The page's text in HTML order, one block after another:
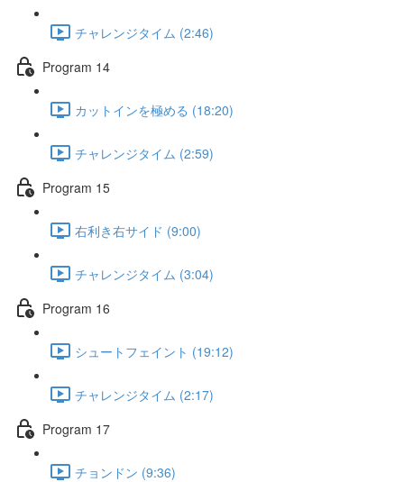
チャレンジタイム (2:46)
Program 14
カットインを極める (18:20)
チャレンジタイム (2:59)
Program 15
右利き右サイド (9:00)
チャレンジタイム (3:04)
Program 16
シュートフェイント (19:12)
チャレンジタイム (2:17)
Program 17
チョンドン (9:36)